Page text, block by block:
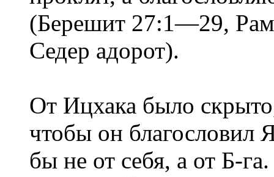
(Берешит 27:1—29,
Седер адорот).
От Ицхака было
чтобы он благословил
бы не от себя, а от Б-